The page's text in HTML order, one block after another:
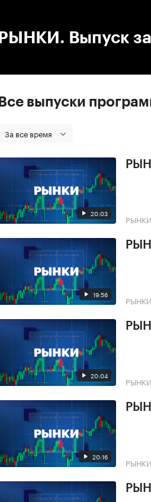
РЫНКИ. Выпуск
Все выпуски
За все время
20:03 РЫНКИ
19:56 РЫНКИ
20:04 РЫНКИ
20:16 РЫНКИ